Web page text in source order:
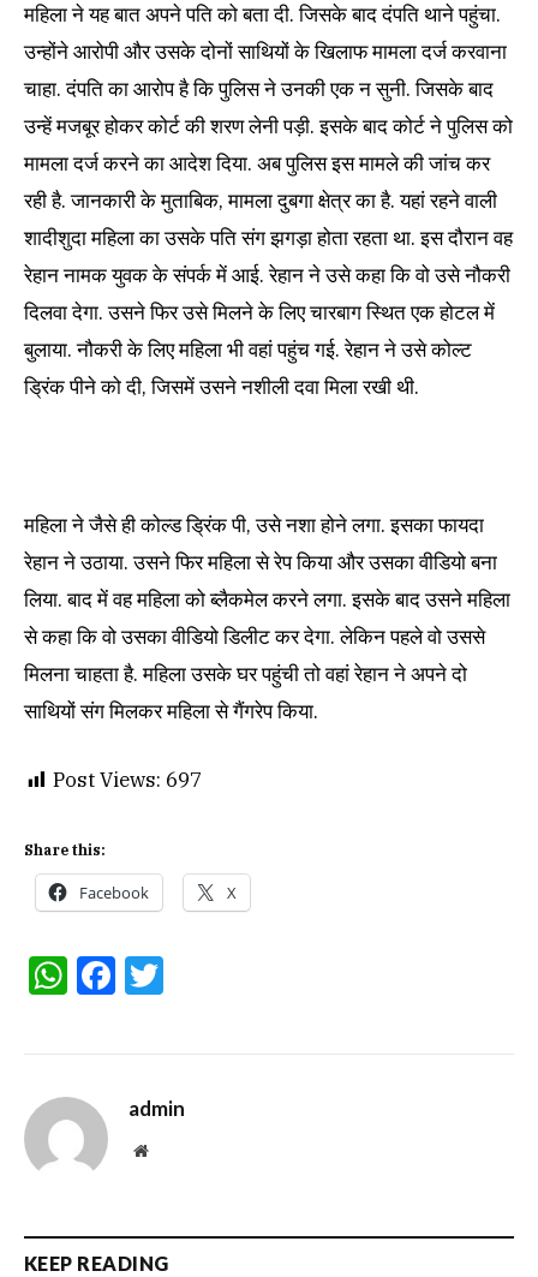
महिला ने यह बात अपने पति को बता दी. जिसके बाद दंपति थाने पहुंचा.
उन्होंने आरोपी और उसके दोनों साथियों के खिलाफ मामला दर्ज करवाना
चाहा. दंपति का आरोप है कि पुलिस ने उनकी एक न सुनी. जिसके बाद
उन्हें मजबूर होकर कोर्ट की शरण लेनी पड़ी. इसके बाद कोर्ट ने पुलिस को
मामला दर्ज करने का आदेश दिया. अब पुलिस इस मामले की जांच कर
रही है. जानकारी के मुताबिक, मामला दुबगा क्षेत्र का है. यहां रहने वाली
शादीशुदा महिला का उसके पति संग झगड़ा होता रहता था. इस दौरान वह
रेहान नामक युवक के संपर्क में आई. रेहान ने उसे कहा कि वो उसे नौकरी
दिलवा देगा. उसने फिर उसे मिलने के लिए चारबाग स्थित एक होटल में
बुलाया. नौकरी के लिए महिला भी वहां पहुंच गई. रेहान ने उसे कोल्ट
ड्रिंक पीने को दी, जिसमें उसने नशीली दवा मिला रखी थी.
महिला ने जैसे ही कोल्ड ड्रिंक पी, उसे नशा होने लगा. इसका फायदा
रेहान ने उठाया. उसने फिर महिला से रेप किया और उसका वीडियो बना
लिया. बाद में वह महिला को ब्लैकमेल करने लगा. इसके बाद उसने महिला
से कहा कि वो उसका वीडियो डिलीट कर देगा. लेकिन पहले वो उससे
मिलना चाहता है. महिला उसके घर पहुंची तो वहां रेहान ने अपने दो
साथियों संग मिलकर महिला से गैंगरेप किया.
Post Views: 697
Share this:
Facebook X
WhatsApp
Facebook
admin
Website
KEEP READING